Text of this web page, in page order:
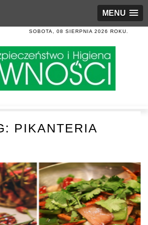
MENU
SOBOTA, 08 SIERPNIA 2026 ROKU.
PIKANTERIA